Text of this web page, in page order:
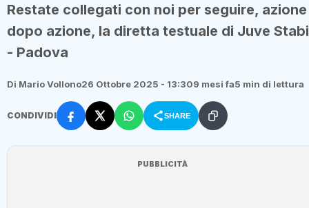
Restate collegati con noi per seguire, azione
dopo azione, la diretta testuale di Juve
- Padova
Di Mario Vollono26 Ottobre 2025 - 13:309 mesi fa5 min di lettura
CONDIVIDI SHARE
PUBBLICITÀ